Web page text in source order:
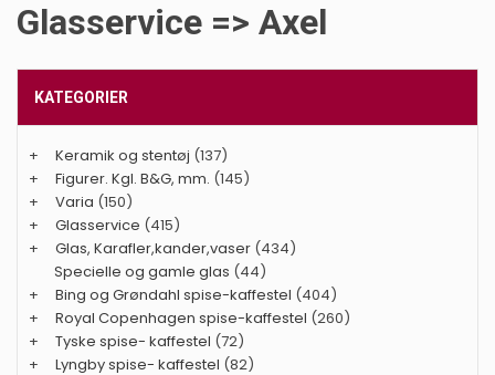
Glasservice => Axel
KATEGORIER
+ Keramik og stentøj (137)
+
Figurer. Kgl. B&G, mm. (145)
+
Varia (150)
+
Glasservice (415)
+
Glas, Karafler,kander,vaser (434)
Specielle og gamle glas (44)
+
Bing og Grøndahl spise-kaffestel (404)
+
Royal Copenhagen spise-kaffestel (260)
+
Tyske spise- kaffestel (72)
+
Lyngby spise- kaffestel (82)